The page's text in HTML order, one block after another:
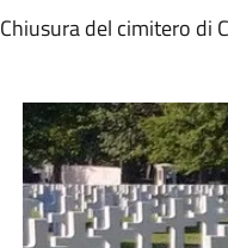
Chiusura del cimitero di